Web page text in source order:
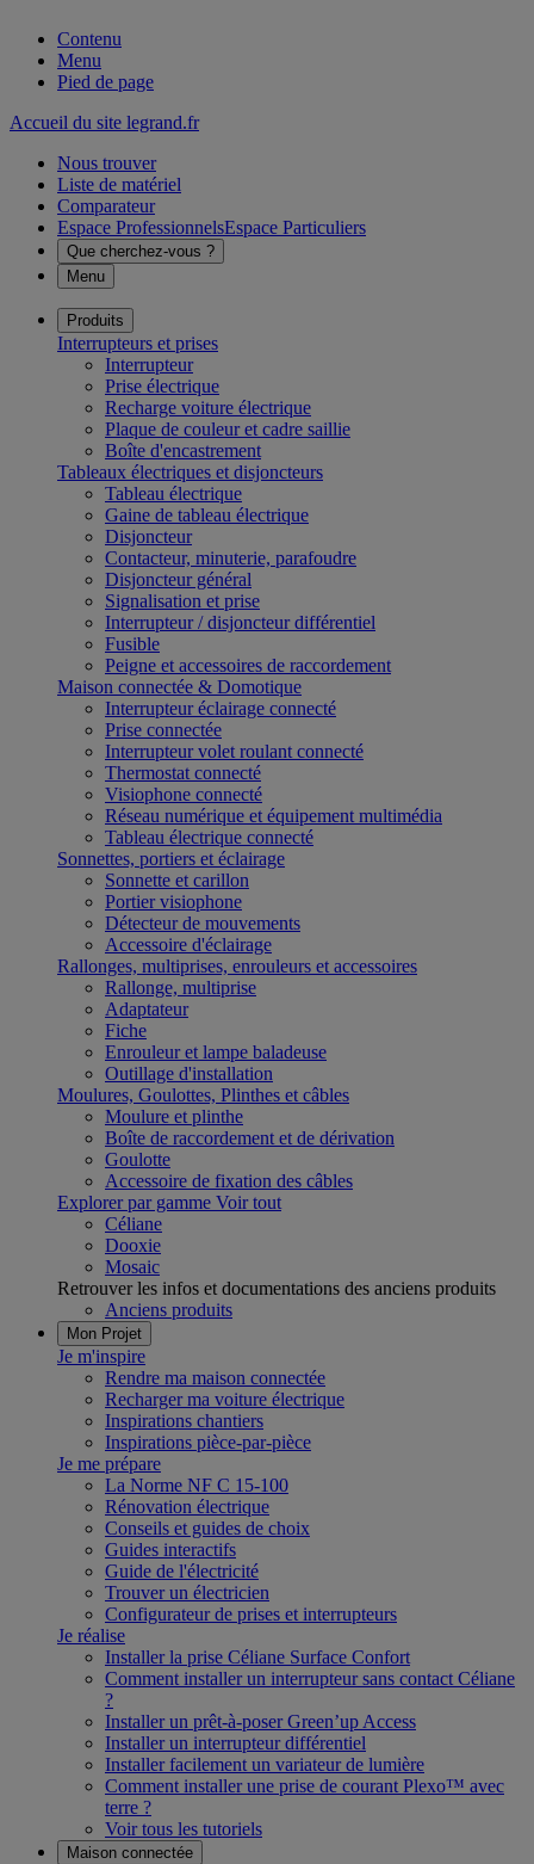
Contenu
Menu
Pied de page
Accueil du site legrand.fr
Nous trouver
Liste de matériel
Comparateur
Espace ProfessionnelsEspace Particuliers
Que cherchez-vous ?
Menu
Produits
Interrupteurs et prises
Interrupteur
Prise électrique
Recharge voiture électrique
Plaque de couleur et cadre saillie
Boîte d'encastrement
Tableaux électriques et disjoncteurs
Tableau électrique
Gaine de tableau électrique
Disjoncteur
Contacteur, minuterie, parafoudre
Disjoncteur général
Signalisation et prise
Interrupteur / disjoncteur différentiel
Fusible
Peigne et accessoires de raccordement
Maison connectée & Domotique
Interrupteur éclairage connecté
Prise connectée
Interrupteur volet roulant connecté
Thermostat connecté
Visiophone connecté
Réseau numérique et équipement multimédia
Tableau électrique connecté
Sonnettes, portiers et éclairage
Sonnette et carillon
Portier visiophone
Détecteur de mouvements
Accessoire d'éclairage
Rallonges, multiprises, enrouleurs et accessoires
Rallonge, multiprise
Adaptateur
Fiche
Enrouleur et lampe baladeuse
Outillage d'installation
Moulures, Goulottes, Plinthes et câbles
Moulure et plinthe
Boîte de raccordement et de dérivation
Goulotte
Accessoire de fixation des câbles
Explorer par gamme Voir tout
Céliane
Dooxie
Mosaic
Retrouver les infos et documentations des anciens produits
Anciens produits
Mon Projet
Je m'inspire
Rendre ma maison connectée
Recharger ma voiture électrique
Inspirations chantiers
Inspirations pièce-par-pièce
Je me prépare
La Norme NF C 15-100
Rénovation électrique
Conseils et guides de choix
Guides interactifs
Guide de l'électricité
Trouver un électricien
Configurateur de prises et interrupteurs
Je réalise
Installer la prise Céliane Surface Confort
Comment installer un interrupteur sans contact Céliane
?
Installer un prêt-à-poser Green’up Access
Installer un interrupteur différentiel
Installer facilement un variateur de lumière
Comment installer une prise de courant Plexo™ avec
terre ?
Voir tous les tutoriels
Maison connectée